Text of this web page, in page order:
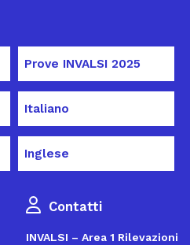
Prove INVALSI 2025
Italiano
Inglese
Contatti
INVALSI – Area 1 Rilevazioni